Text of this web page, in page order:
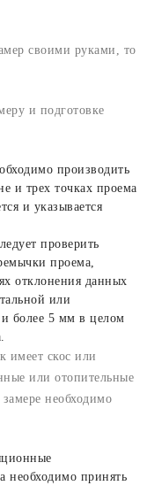
своими руками, то
и подготовке
производить
и трех точках проема
и указывается
проверить
проема,
отклонения данных
или
более 5 мм в целом
имеет скос или
или отопительные
необходимо
необходимо принять